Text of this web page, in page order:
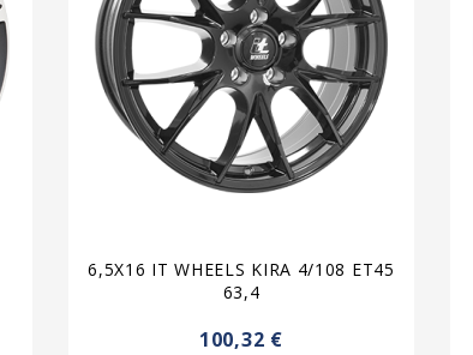
6,5X16 IT WHEELS KIRA 4/108 ET45
63,4
100,32 €